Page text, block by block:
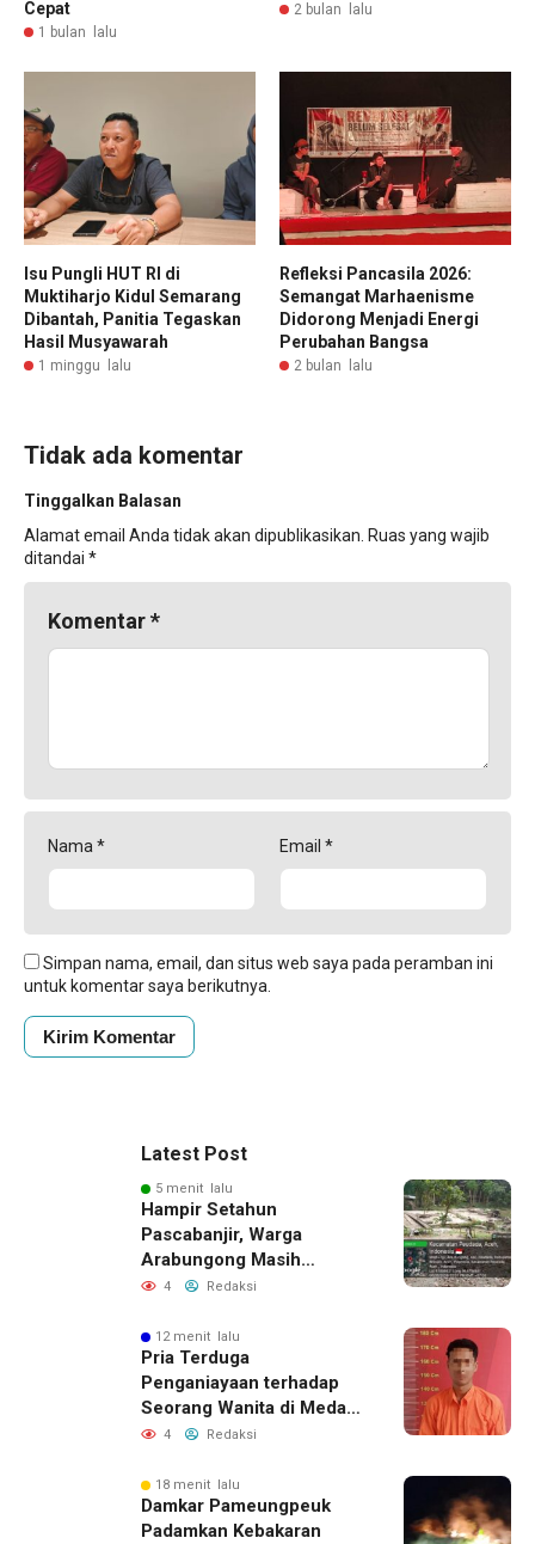
Cepat
1 bulan lalu
2 bulan lalu
Isu Pungli HUT RI di
Muktiharjo Kidul Semarang
Dibantah, Panitia Tegaskan
Hasil Musyawarah
1 minggu lalu
Refleksi Pancasila 2026:
Semangat Marhaenisme
Didorong Menjadi Energi
Perubahan Bangsa
2 bulan lalu
Tidak ada komentar
Tinggalkan Balasan
Alamat email Anda tidak akan dipublikasikan. Ruas yang wajib
ditandai *
Komentar*
Nama* Email *
Simpan nama, email, dan situs web saya pada peramban ini
untuk komentar saya berikutnya.
Latest Post
5 menit lalu
Hampir Setahun
Pascabanjir, Warga
Arabungong Masih
Menunggu Bantuan
4 Redaksi
12 menit lalu
Pria Terduga
Penganiayaan terhadap
Seorang Wanita di Medan
Ditangkap Polisi
4 Redaksi
18 menit lalu
Damkar Pameungpeuk
Padamkan Kebakaran